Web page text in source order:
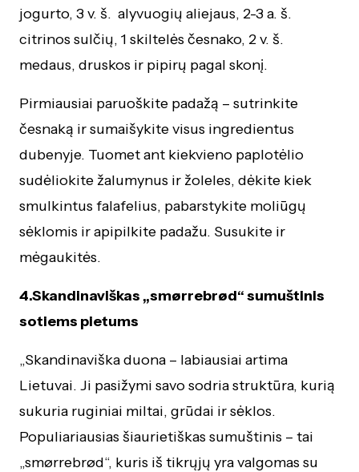
jogurto, 3 v. š. alyvuogių aliejaus, 2-3 a. š.
citrinos sulčių, 1 skiltelės česnako, 2 v. š.
medaus, druskos ir pipirų pagal skonį.
Pirmiausiai paruoškite padažą – sutrinkite
česnaką ir sumaišykite visus ingredientus
dubenyje. Tuomet ant kiekvieno paplotėlio
sudėliokite žalumynus ir žoleles, dėkite kiek
smulkintus falafelius, pabarstykite moliūgų
sėklomis ir apipilkite padažu. Susukite ir
mėgaukitės.
4.Skandinaviškas „smørrebrød“ sumuštinis
sotiems pietums
„Skandinaviška duona – labiausiai artima
Lietuvai. Ji pasižymi savo sodria struktūra, kurią
sukuria ruginiai miltai, grūdai ir sėklos.
Populiariausias šiaurietiškas sumuštinis – tai
„smørrebrød“, kuris iš tikrųjų yra valgomas su